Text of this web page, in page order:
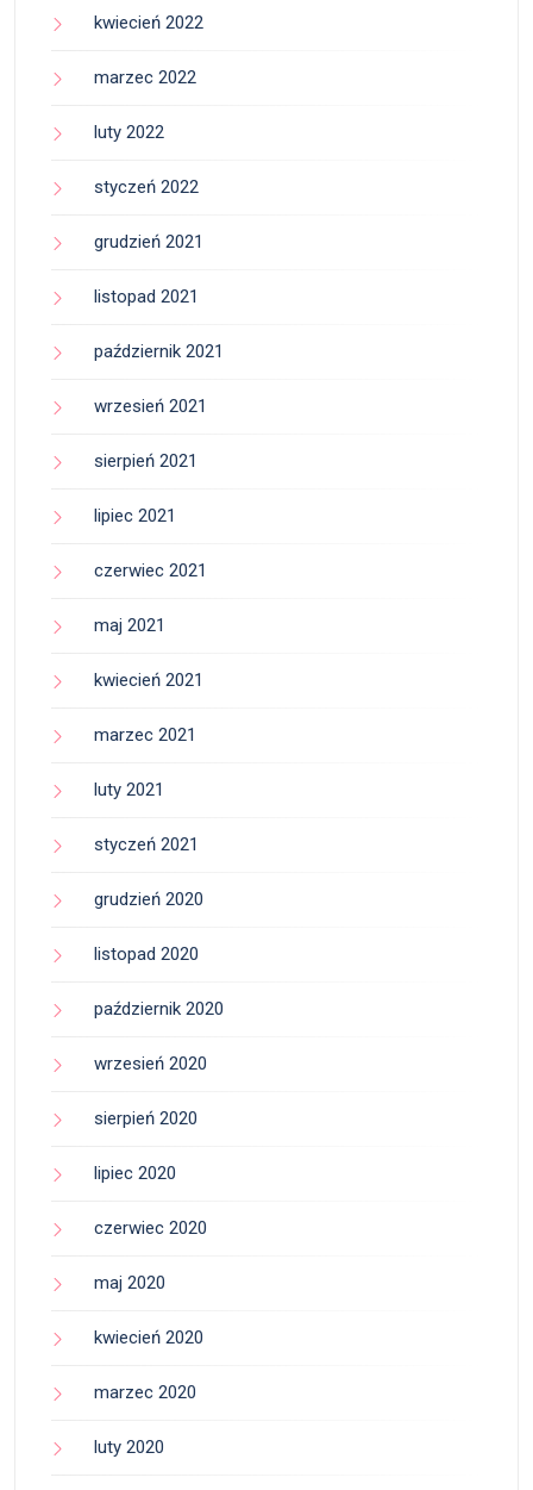
kwiecień 2022
marzec 2022
luty 2022
styczeń 2022
grudzień 2021
listopad 2021
październik 2021
wrzesień 2021
sierpień 2021
lipiec 2021
czerwiec 2021
maj 2021
kwiecień 2021
marzec 2021
luty 2021
styczeń 2021
grudzień 2020
listopad 2020
październik 2020
wrzesień 2020
sierpień 2020
lipiec 2020
czerwiec 2020
maj 2020
kwiecień 2020
marzec 2020
luty 2020